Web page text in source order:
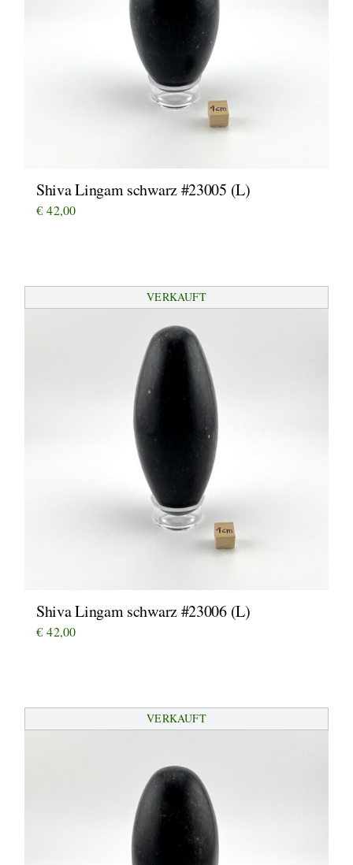
Shiva Lingam schwarz #23005 (L)
€ 42,00
VERKAUFT
Shiva Lingam schwarz #23006 (L)
€ 42,00
VERKAUFT